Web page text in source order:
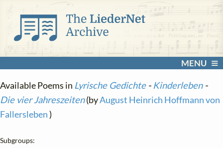
MENU
Available Poems in Lyrische Gedichte- Kinderleben-
Die vier Jahreszeiten(byAugust Heinrich Hoffmann von
Fallersleben)
Subgroups: